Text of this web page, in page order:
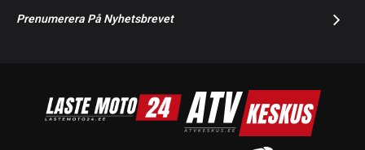
Prenumerera På Nyhetsbrevet